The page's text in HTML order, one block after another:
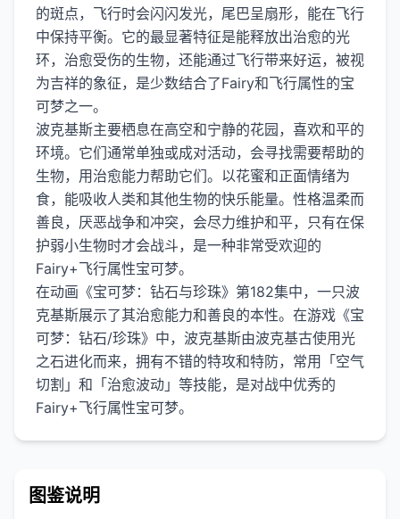
的斑点，飞行时会闪闪发光，尾巴呈扇形，能在飞行
中保持平衡。它的最显著特征是能释放出治愈的光
环，治愈受伤的生物，还能通过飞行带来好运，被视
为吉祥的象征，是少数结合了Fairy和飞行属性的宝
可梦之一。
波克基斯主要栖息在高空和宁静的花园，喜欢和平的
环境。它们通常单独或成对活动，会寻找需要帮助的
生物，用治愈能力帮助它们。以花蜜和正面情绪为
食，能吸收人类和其他生物的快乐能量。性格温柔而
善良，厌恶战争和冲突，会尽力维护和平，只有在保
护弱小生物时才会战斗，是一种非常受欢迎的
Fairy+飞行属性宝可梦。
在动画《宝可梦：钻石与珍珠》第182集中，一只波
克基斯展示了其治愈能力和善良的本性。在游戏《宝
可梦：钻石/珍珠》中，波克基斯由波克基古使用光
之石进化而来，拥有不错的特攻和特防，常用「空气
切割」和「治愈波动」等技能，是对战中优秀的
图鉴说明